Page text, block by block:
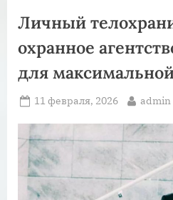
Личный
охранное
для
Posted
11 февраля, 2026 By
admin